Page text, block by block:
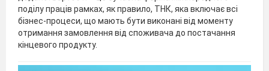
поділу праців рамках, як правило, ТНК, яка включає всі
бізнес-процеси, що мають бути виконані від моменту
отримання замовлення від споживача до постачання
кінцевого продукту.